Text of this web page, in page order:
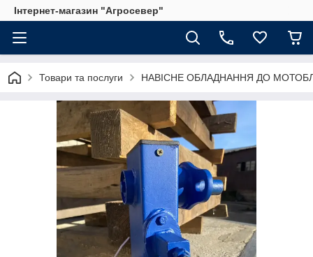
Інтернет-магазин "Агросевер"
Товари та послуги НАВІСНЕ ОБЛАДНАННЯ ДО